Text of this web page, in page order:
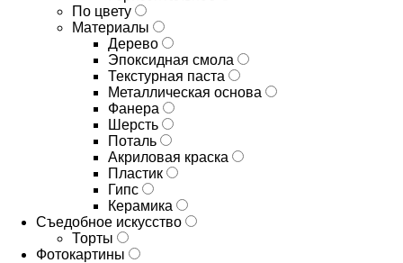
По цвету
Материалы
Дерево
Эпоксидная смола
Текстурная паста
Металлическая основа
Фанера
Шерсть
Поталь
Акриловая краска
Пластик
Гипс
Керамика
Съедобное искусство
Торты
Фотокартины